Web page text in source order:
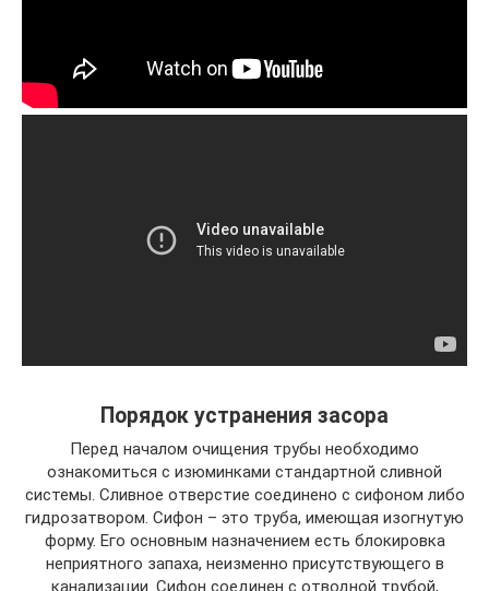
Порядок устранения засора
Перед началом очищения трубы необходимо
ознакомиться с изюминками стандартной сливной
системы. Сливное отверстие соединено с сифоном либо
гидрозатвором. Сифон – это труба, имеющая изогнутую
форму. Его основным назначением есть блокировка
неприятного запаха, неизменно присутствующего в
канализации. Сифон соединен с отводной трубой,